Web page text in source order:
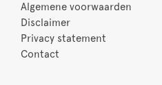
Algemene voorwaarden
Disclaimer
Privacy statement
Contact